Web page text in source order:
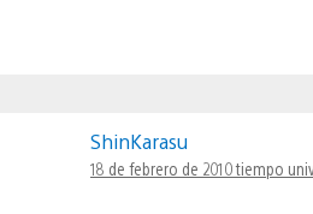
ShinKarasu
18 de febrero de 2010 tiempo